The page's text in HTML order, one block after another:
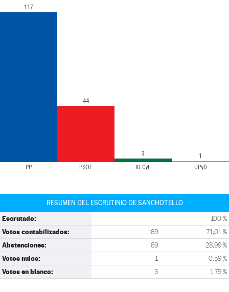
PP PSOE IU CyL UPyD
117
44
3 1
RESUMEN DEL ESCRUTINIO DE SANCHOTELLO
Escrutado: 100 %
Votos contabilizados: 169 71,01 %
Abstenciones: 69 28,99 %
Votos nulos: 1 0,59 %
Votos en blanco: 3 1,79 %